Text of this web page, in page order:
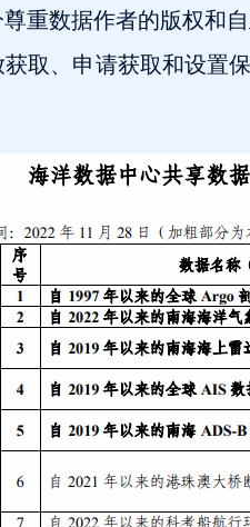
重数据作者的版权和
取、申请获取和设置